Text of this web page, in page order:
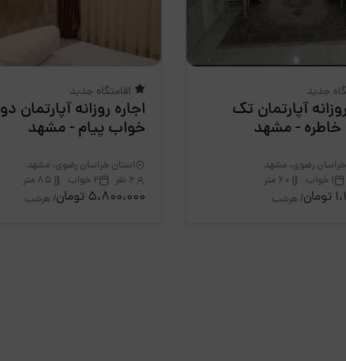
جدید
آپارتمان تک
- مشهد
رضوی، مشهد
1 خواب 60 متر
/ هرشب
اقامتگاه جدید
اجاره روزانه آپارتمان دو
خواب پیام - مشهد
استان خراسان رضوی، مشهد
6 نفر
2 خواب 85 متر
5،800،000 تومان / هرشب